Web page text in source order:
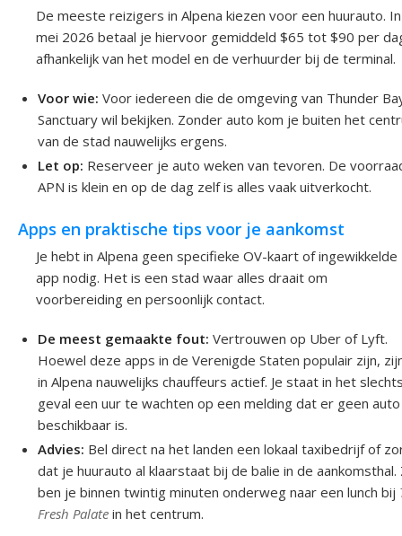
De meeste reizigers in Alpena kiezen voor een huurauto. In
mei 2026 betaal je hiervoor gemiddeld $65 tot $90 per
afhankelijk van het model en de verhuurder bij de terminal.
Voor wie: Voor iedereen die de omgeving van Thunder
Sanctuary wil bekijken. Zonder auto kom je buiten het
van de stad nauwelijks ergens.
Let op: Reserveer je auto weken van tevoren. De
APN is klein en op de dag zelf is alles vaak uitverkocht.
Apps en praktische tips voor je aankomst
Je hebt in Alpena geen specifieke OV-kaart of ingewikkelde
app nodig. Het is een stad waar alles draait om
voorbereiding en persoonlijk contact.
De meest gemaakte fout: Vertrouwen op Uber of Lyft.
Hoewel deze apps in de Verenigde Staten populair zijn,
in Alpena nauwelijks chauffeurs actief. Je staat in het
geval een uur te wachten op een melding dat er geen auto
beschikbaar is.
Advies: Bel direct na het landen een lokaal taxibedrijf of
dat je huurauto al klaarstaat bij de balie in de aankomsthal.
ben je binnen twintig minuten onderweg naar een lunch bij
Fresh Palate in het centrum.